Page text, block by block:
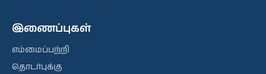
இணைப்புகள்
எம்மைப்பற்றி
தொடர்புக்கு